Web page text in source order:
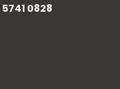
0828